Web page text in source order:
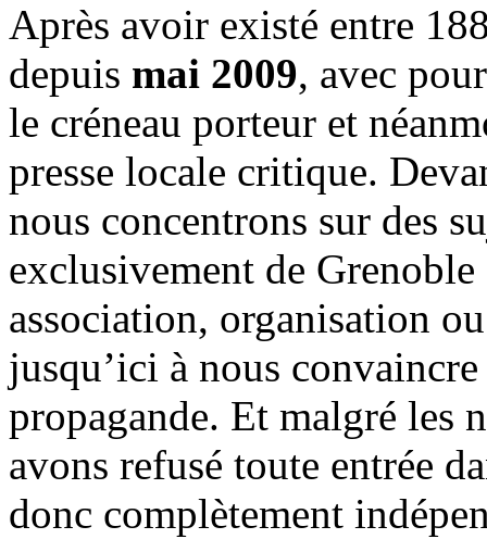
Après avoir existé entre
depuis mai 2009, avec
le créneau porteur et
presse locale critique.
nous concentrons sur des
exclusivement de
association, organisation
jusqu’ici à nous
propagande. Et malgré les
avons refusé toute entrée
donc complètement